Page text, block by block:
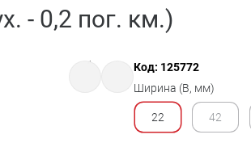
- 0,2 пог. км.)
Код: 125772
Ширина (B, мм)
22 42